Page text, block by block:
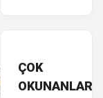
ÇOK
OKUNANLAR